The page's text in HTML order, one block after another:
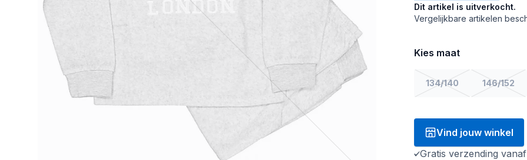
Dit artikel is uitverkocht.
Vergelijkbare artikelen
Kies maat
134/140 146/152
Vind jouw winkel
Gratis verzending